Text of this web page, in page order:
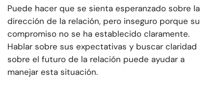
Puede hacer que se sienta esperanzado sobre la
dirección de la relación, pero inseguro porque su
compromiso no se ha establecido claramente.
Hablar sobre sus expectativas y buscar claridad
sobre el futuro de la relación puede ayudar a
manejar esta situación.